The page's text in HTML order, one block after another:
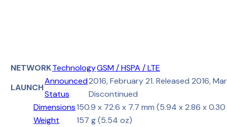
NETWORKTechnologyGSM / HSPA / LTE
LAUNCH
Announced2016, February 21. Released 2016,
Status
Discontinued
Dimensions150.9 x 72.6 x 7.7 mm (5.94 x 2.86 x
Weight
157 g (5.54 oz)